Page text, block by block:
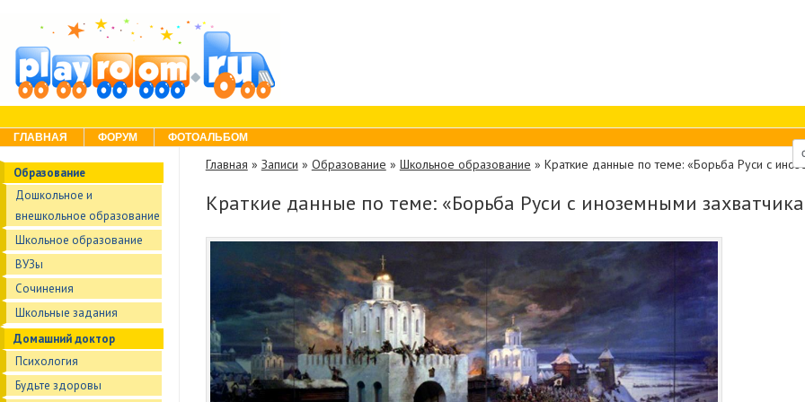
Menu
Skip to content
ГЛАВНАЯ ФОРУМ ФОТОАЛЬБОМ
Образование
Дошкольное и
внешкольное образование
Школьное образование
ВУЗы
Сочинения
Школьные задания
Домашний доктор
Психология
Будьте здоровы
Главная » Записи » Образование » Школьное образование » Краткие данные по теме: «Борьба Руси с
Краткие данные по теме: «Борьба Руси с иноземными